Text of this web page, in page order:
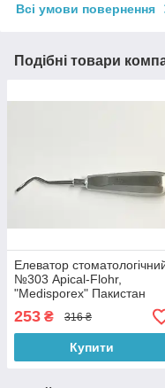
Всі умови повернення
Подібні товари
Елеватор
№303 Apical-Flohr,
"Medisporex" Пакистан
253 ₴ 316 ₴
Купити